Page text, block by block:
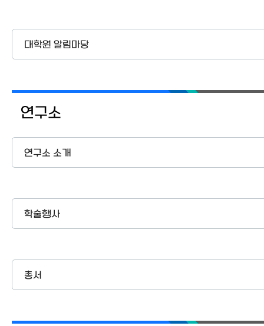
대학원 알림마당
연구소
연구소 소개
학술행사
총서